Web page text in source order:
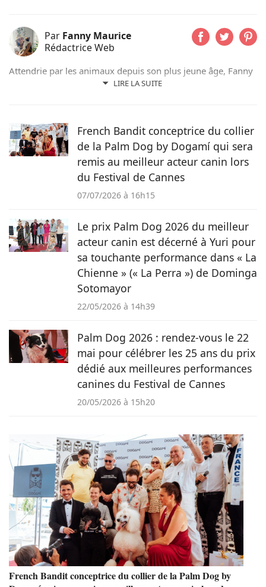
Par Fanny Maurice
Rédactrice Web
LIRE LA SUITE
Attendrie par les animaux depuis son plus jeune âge, Fanny
n’a jamais vécu sans eux et partage actuellement son
choisi de se former au sein du magazine Pets Dating pour
intégrer une communauté qui partage sa passion.
French Bandit conceptrice du collier
de la Palm Dog by Dogamí qui sera
remis au meilleur acteur canin lors
du Festival de Cannes
07/07/2026 à 16h15
Le prix Palm Dog 2026 du meilleur
acteur canin est décerné à Yuri pour
sa touchante performance dans « La
Chienne » (« La Perra ») de Dominga
Sotomayor
22/05/2026 à 14h39
Palm Dog 2026 : rendez-vous le 22
mai pour célébrer les 25 ans du prix
dédié aux meilleures performances
canines du Festival de Cannes
20/05/2026 à 15h20
French Bandit conceptrice du collier de la Palm Dog by